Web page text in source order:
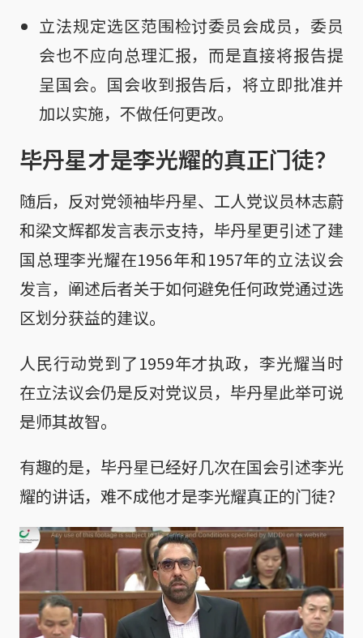
立法规定选区范围检讨委员会成员，委员
会也不应向总理汇报，而是直接将报告提
呈国会。国会收到报告后，将立即批准并
加以实施，不做任何更改。
毕丹星才是李光耀的真正门徒？
随后，反对党领袖毕丹星、工人党议员林志蔚
和梁文辉都发言表示支持，毕丹星更引述了建
国总理李光耀在1956年和1957年的立法议会
发言，阐述后者关于如何避免任何政党通过选
区划分获益的建议。
人民行动党到了1959年才执政，李光耀当时
在立法议会仍是反对党议员，毕丹星此举可说
是师其故智。
有趣的是，毕丹星已经好几次在国会引述李光
耀的讲话，难不成他才是李光耀真正的门徒？